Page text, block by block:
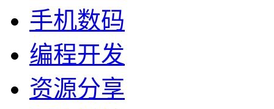
手机数码
编程开发
资源分享